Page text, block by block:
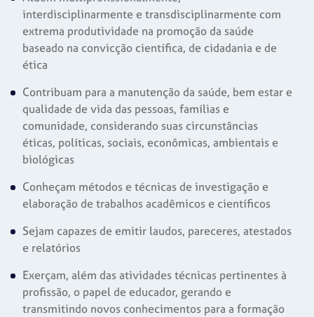
interdisciplinarmente e transdisciplinarmente com
extrema produtividade na promoção da saúde
baseado na convicção científica, de cidadania e de
ética
Contribuam para a manutenção da saúde, bem estar e
qualidade de vida das pessoas, famílias e
comunidade, considerando suas circunstâncias
éticas, políticas, sociais, econômicas, ambientais e
biológicas
Conheçam métodos e técnicas de investigação e
elaboração de trabalhos acadêmicos e científicos
Sejam capazes de emitir laudos, pareceres, atestados
e relatórios
Exerçam, além das atividades técnicas pertinentes à
profissão, o papel de educador, gerando e
transmitindo novos conhecimentos para a formação